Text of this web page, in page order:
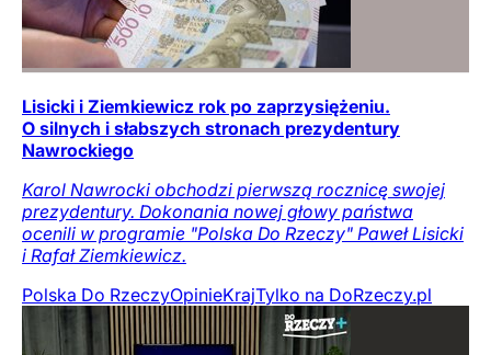
Lisicki i Ziemkiewicz rok po zaprzysiężeniu.
O silnych i słabszych stronach prezydentury
Nawrockiego
Karol Nawrocki obchodzi pierwszą rocznicę swojej
prezydentury. Dokonania nowej głowy państwa
ocenili w programie "Polska Do Rzeczy" Paweł Lisicki
i Rafał Ziemkiewicz.
Polska Do RzeczyOpinieKrajTylko na DoRzeczy.pl